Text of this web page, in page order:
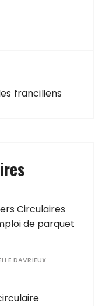
franciliens
Circulaires
de parquet
DAVRIEUX